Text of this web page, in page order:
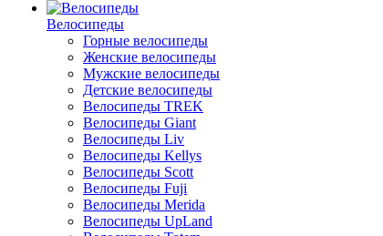
Велосипеды
Горные велосипеды
Женские велосипеды
Мужские велосипеды
Детские велосипеды
Велосипеды TREK
Велосипеды Giant
Велосипеды Liv
Велосипеды Kellys
Велосипеды Scott
Велосипеды Fuji
Велосипеды Merida
Велосипеды UpLand